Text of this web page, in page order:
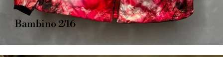
Bambino 2/16